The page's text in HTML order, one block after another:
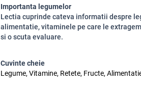
Importanta legumelor
Lectia cuprinde cateva informatii despre
alimentatie, vitaminele pe care le
si o scuta evaluare.
Cuvinte cheie
Legume, Vitamine, Retete, Fructe,